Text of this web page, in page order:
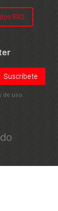
RR2
de uso.